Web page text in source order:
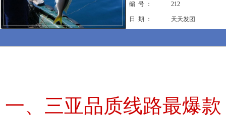
编 号 ： 212
日 期 ： 天天发团
一、三亚品质线路最爆款